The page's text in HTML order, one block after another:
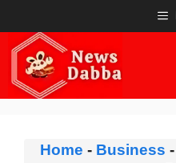
to
content
Home - Business -